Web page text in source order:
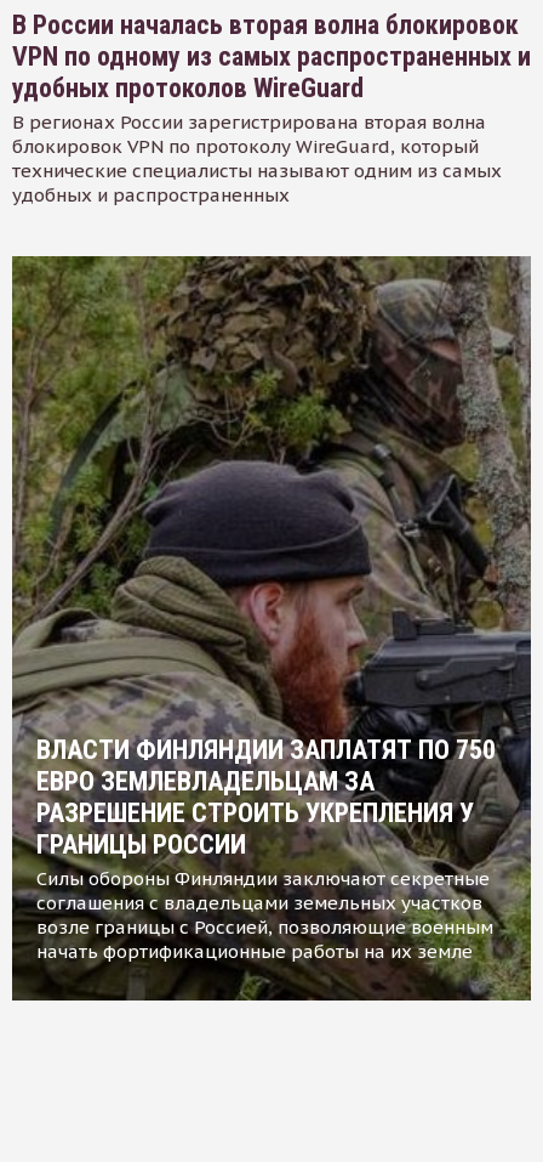
В России началась вторая волна блокировок
VPN по одному из самых распространенных и
удобных протоколов WireGuard
В регионах России зарегистрирована вторая волна
блокировок VPN по протоколу WireGuard, который
технические специалисты называют одним из самых
удобных и распространенных
ВЛАСТИ ФИНЛЯНДИИ ЗАПЛАТЯТ ПО 750
ЕВРО ЗЕМЛЕВЛАДЕЛЬЦАМ ЗА
РАЗРЕШЕНИЕ СТРОИТЬ УКРЕПЛЕНИЯ У
ГРАНИЦЫ РОССИИ
Силы обороны Финляндии заключают секретные
соглашения с владельцами земельных участков
возле границы с Россией, позволяющие военным
начать фортификационные работы на их земле